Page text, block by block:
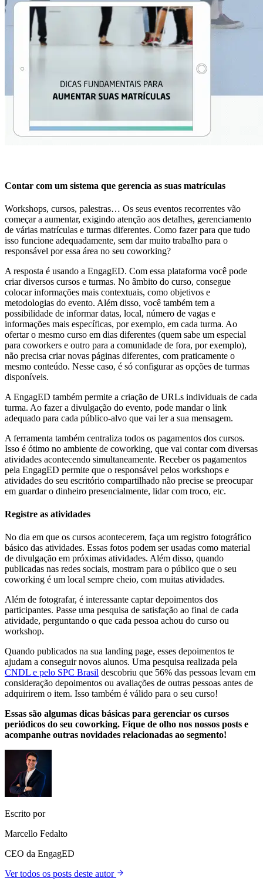
Contar com um sistema que gerencia as suas matrículas
Workshops, cursos, palestras… Os seus eventos recorrentes vão
começar a aumentar, exigindo atenção aos detalhes, gerenciamento
de várias matrículas e turmas diferentes. Como fazer para que tudo
isso funcione adequadamente, sem dar muito trabalho para o
responsável por essa área no seu coworking?
A resposta é usando a EngagED. Com essa plataforma você pode
criar diversos cursos e turmas. No âmbito do curso, consegue
colocar informações mais contextuais, como objetivos e
metodologias do evento. Além disso, você também tem a
possibilidade de informar datas, local, número de vagas e
informações mais específicas, por exemplo, em cada turma. Ao
ofertar o mesmo curso em dias diferentes (quem sabe um especial
para coworkers e outro para a comunidade de fora, por exemplo),
não precisa criar novas páginas diferentes, com praticamente o
mesmo conteúdo. Nesse caso, é só configurar as opções de turmas
disponíveis.
A EngagED também permite a criação de URLs individuais de cada
turma. Ao fazer a divulgação do evento, pode mandar o link
adequado para cada público-alvo que vai ler a sua mensagem.
A ferramenta também centraliza todos os pagamentos dos cursos.
Isso é ótimo no ambiente de coworking, que vai contar com diversas
atividades acontecendo simultaneamente. Receber os pagamentos
pela EngagED permite que o responsável pelos workshops e
atividades do seu escritório compartilhado não precise se preocupar
em guardar o dinheiro presencialmente, lidar com troco, etc.
Registre as atividades
No dia em que os cursos acontecerem, faça um registro fotográfico
básico das atividades. Essas fotos podem ser usadas como material
de divulgação em próximas atividades. Além disso, quando
publicadas nas redes sociais, mostram para o público que o seu
coworking é um local sempre cheio, com muitas atividades.
Além de fotografar, é interessante captar depoimentos dos
participantes. Passe uma pesquisa de satisfação ao final de cada
atividade, perguntando o que cada pessoa achou do curso ou
workshop.
Quando publicados na sua landing page, esses depoimentos te
ajudam a conseguir novos alunos. Uma pesquisa realizada pela
CNDL e pelo SPC Brasil descobriu que 56% das pessoas levam em
consideração depoimentos ou avaliações de outras pessoas antes de
adquirirem o item. Isso também é válido para o seu curso!
Essas são algumas dicas básicas para gerenciar os cursos
periódicos do seu coworking. Fique de olho nos nossos posts e
acompanhe outras novidades relacionadas ao segmento!
Escrito por
Marcello Fedalto
CEO da EngagED
Ver todos os posts deste autor